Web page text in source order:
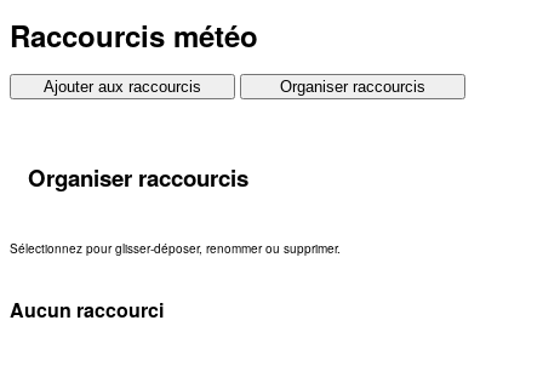
Raccourcis météo
Ajouter aux raccourcis Organiser raccourcis
Organiser raccourcis
Sélectionnez pour glisser-déposer, renommer ou supprimer.
Aucun raccourci